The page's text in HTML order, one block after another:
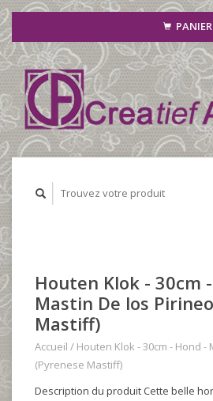
Houten Klok - 30cm
Mastin De los
Mastiff)
Accueil / Houten Klok - 30cm - Hond
(Pyrenese Mastiff)
Description du produit Cette belle